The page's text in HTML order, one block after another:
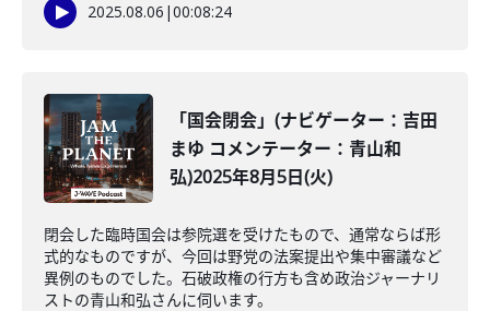
2025.08.06 |00:08:24
「国会閉会」(ナビゲーター：吉田
まゆ コメンテーター：青山和
弘)2025年8月5日(火)
閉会した臨時国会は参院選を受けたもので、通常ならば形
式的なものですが、今回は野党の法案提出や集中審議など
異例のものでした。石破政権の行方も含め政治ジャーナリ
ストの青山和弘さんに伺います。